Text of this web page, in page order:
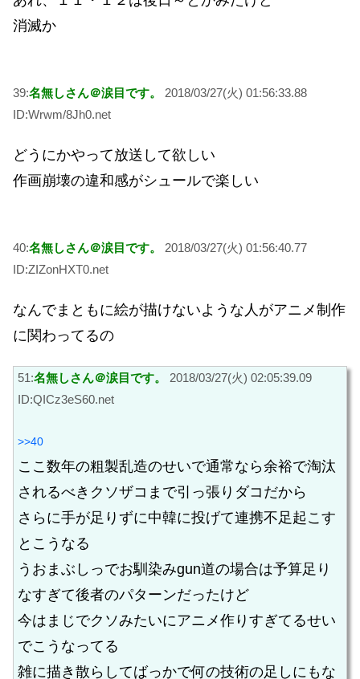
消滅か
39:名無しさん＠涙目です。
2018/03/27(火) 01:56:33.88
ID:Wrwm/8Jh0.net
どうにかやって放送して欲しい
作画崩壊の違和感がシュールで楽しい
40:名無しさん＠涙目です。
2018/03/27(火) 01:56:40.77
ID:ZIZonHXT0.net
なんでまともに絵が描けないような人がアニメ制作
に関わってるの
51:名無しさん＠涙目です。
2018/03/27(火) 02:05:39.09
ID:QICz3eS60.net
>>40
ここ数年の粗製乱造のせいで通常なら余裕で淘汰
されるべきクソザコまで引っ張りダコだから
さらに手が足りずに中韓に投げて連携不足起こす
とこうなる
うおまぶしっでお馴染みgun道の場合は予算足り
なすぎて後者のパターンだったけど
今はまじでクソみたいにアニメ作りすぎてるせい
でこうなってる
雑に描き散らしてばっかで何の技術の足しにもな